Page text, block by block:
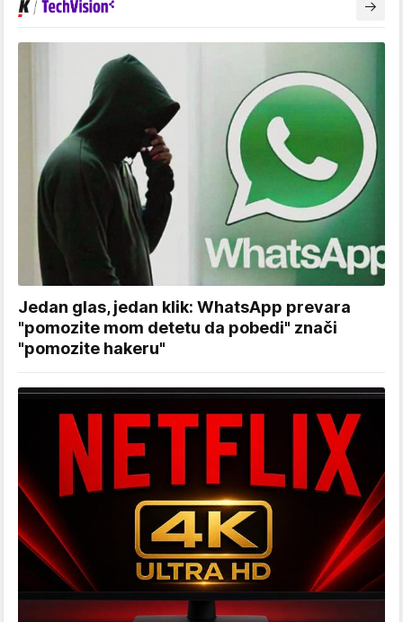
Jedan glas, jedan klik: WhatsApp prevara
"pomozite mom detetu da pobedi" znači
"pomozite hakeru"